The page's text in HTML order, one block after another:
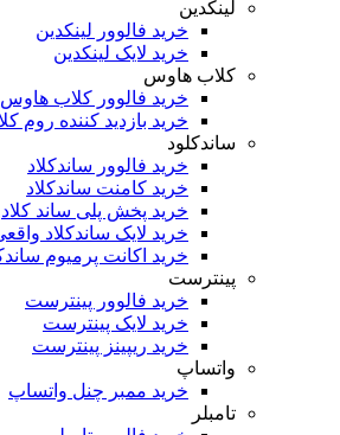
لینکدین
خرید فالوور لینکدین
خرید لایک لینکدین
کلاب هاوس
خرید فالوور کلاب هاوس
خرید بازدید کننده روم
ساندکلود
خرید فالوور ساندکلاد
خرید کامنت ساندکلاد
خرید پخش پلی ساند کلاد
خرید لایک ساندکلاد
خرید اکانت پرمیوم
پینترست
خرید فالوور پینترست
خرید لایک پینترست
خرید ریپینز پینترست
واتساپ
خرید ممبر چنل واتساپ
تامبلر